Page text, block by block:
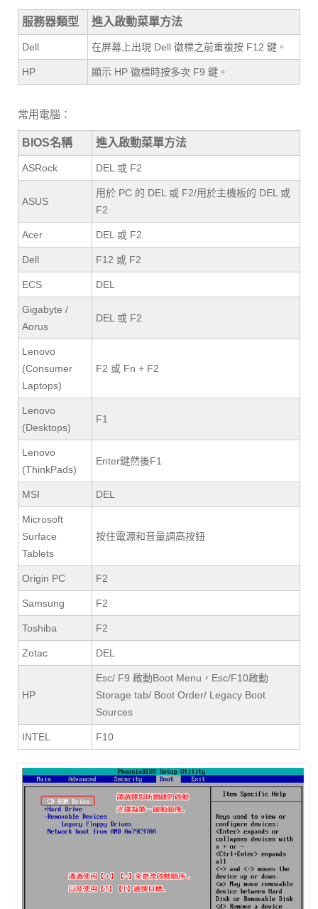
服務器類型 進入啟動菜單方法
Dell 在屏幕上出現 Dell 徽標之前重複按 F12 鍵。
HP 顯示 HP 徽標時按多次 F9 鍵。
常用電腦：
BIOS名稱 進入啟動菜單方法
ASRock DEL 或 F2
ASUS
用於 PC 的 DEL 或 F2/用於主機板的 DEL 或
F2
Acer DEL 或 F2
Dell F12 或 F2
ECS DEL
Gigabyte /
Aorus
DEL 或 F2
Lenovo
(Consumer
Laptops)
F2 或 Fn + F2
Lenovo
(Desktops)
F1
Lenovo
(ThinkPads)
Enter鍵然後F1
MSI DEL
Microsoft
Surface
Tablets
按住電源和音量調高按鈕
Origin PC F2
Samsung F2
Toshiba F2
Zotac DEL
HP
Esc/ F9 啟動Boot Menu，Esc/F10啟動
Storage tab/ Boot Order/ Legacy Boot
Sources
INTEL F10